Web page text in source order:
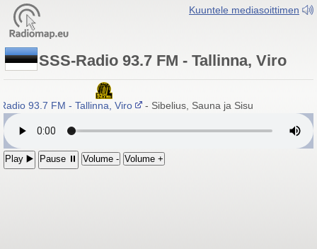
Kuuntele mediasoittimen
SSS-Radio 93.7 FM - Tallinna, Viro
93.7 FM - Tallinna, Viro - Sibelius, Sauna ja Sisu
Play ▶️ Pause ⏸ Volume - Volume +